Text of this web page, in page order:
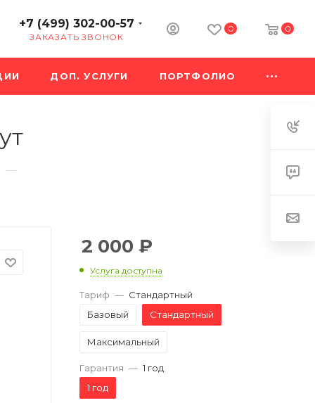
+7 (499) 302-00-57
ЗАКАЗАТЬ ЗВОНОК
0 0
ДОП. УСЛУГИ ПОРТФОЛИО
—
2 000 ₽
Услуга доступна
Тариф — Стандартный
Базовый
Стандартный
Максимальный
Гарантия — 1 год
1 год